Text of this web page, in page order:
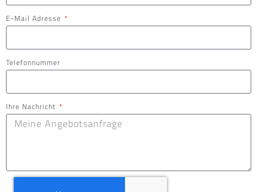
E-Mail Adresse
Telefonnummer
Ihre Nachricht